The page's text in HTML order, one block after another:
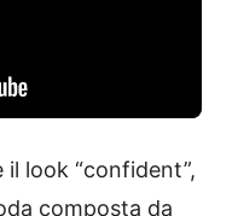
look “confident”,
composta da